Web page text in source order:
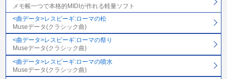
メモ帳一つで本格的MIDIが作れる軽量ソフト
<曲データ>レスピーギ:ローマの松
Museデータ(クラシック曲)
<曲データ>レスピーギ:ローマの祭り
Museデータ(クラシック曲)
<曲データ>レスピーギ:ローマの噴水
Museデータ(クラシック曲)